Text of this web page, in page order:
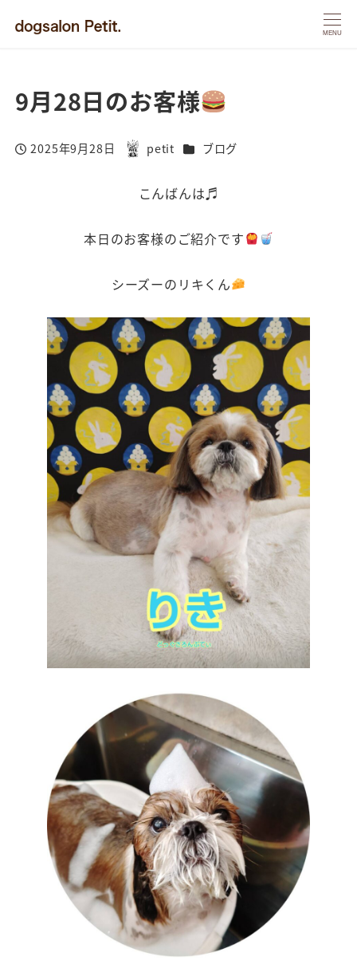
MENU
9月28日のお客様
投稿日
2025年9月28日
著
petit カテゴリー
ブログ
こんばんは♬
本日のお客様のご紹介です
シーズーのリキくん